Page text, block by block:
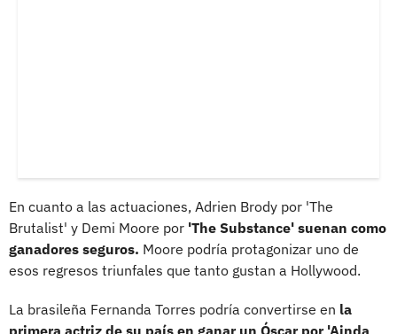
En cuanto a las actuaciones, Adrien Brody por 'The
Brutalist' y Demi Moore por 'The Substance' suenan como
ganadores seguros. Moore podría protagonizar uno de
esos regresos triunfales que tanto gustan a Hollywood.
La brasileña Fernanda Torres podría convertirse en la
primera actriz de su país en ganar un Óscar por 'Ainda